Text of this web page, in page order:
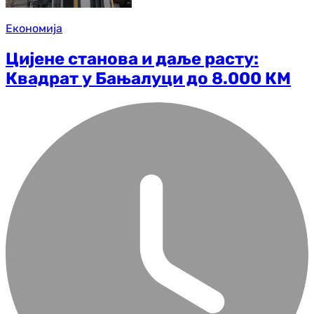
Економија
Цијене станова и даље расту:
Квадрат у Бањалуци до 8.000 КМ